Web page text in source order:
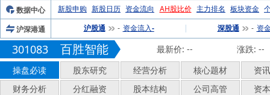
数据中心
新股申购 新股日历 资金流向 AH股比价 主力排名 板块资金
沪深港通
沪股通 - 资金流入- | 深股通 - 资
301083 百胜智能 最新价: -- 涨跌: --
操盘必读
股东研究 经营分析 核心题材
资
财务分析
分红融资 股本结构 公司高管
资